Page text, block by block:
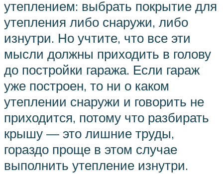
утеплением: выбрать покрытие для
утепления либо снаружи, либо
изнутри. Но учтите, что все эти
мысли должны приходить в голову
до постройки гаража. Если гараж
уже построен, то ни о каком
утеплении снаружи и говорить не
приходится, потому что разбирать
крышу — это лишние труды,
гораздо проще в этом случае
выполнить утепление изнутри.